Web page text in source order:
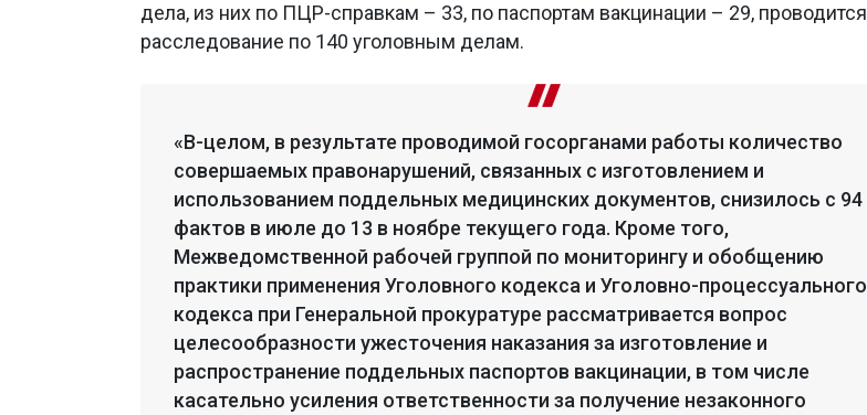
дела, из них по ПЦР-справкам – 33, по паспортам вакцинации – 29, проводится
расследование по 140 уголовным делам.
«В-целом, в результате проводимой госорганами работы количество
совершаемых правонарушений, связанных с изготовлением и
использованием поддельных медицинских документов, снизилось с 94
фактов в июле до 13 в ноябре текущего года. Кроме того,
Межведомственной рабочей группой по мониторингу и обобщению
практики применения Уголовного кодекса и Уголовно-процессуального
кодекса при Генеральной прокуратуре рассматривается вопрос
целесообразности ужесточения наказания за изготовление и
распространение поддельных паспортов вакцинации, в том числе
касательно усиления ответственности за получение незаконного